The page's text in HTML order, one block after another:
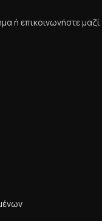
ή επικοινωνήστε μαζί